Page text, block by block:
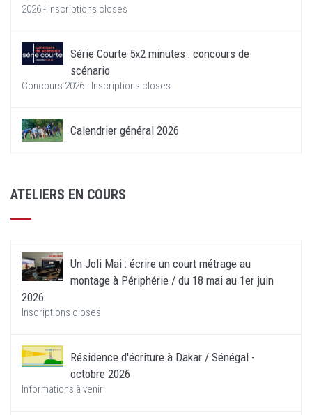
2026 - Inscriptions closes
Série Courte 5x2 minutes : concours de
scénario
Concours 2026 - Inscriptions closes
Calendrier général 2026
ATELIERS EN COURS
Un Joli Mai : écrire un court métrage au
montage à Périphérie / du 18 mai au 1er juin
2026
Inscriptions closes
Résidence d'écriture à Dakar / Sénégal -
octobre 2026
Informations à venir